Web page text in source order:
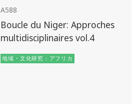
A588
Boucle du Niger: Approches
multidisciplinaires vol.4
地域・文化研究：アフリカ